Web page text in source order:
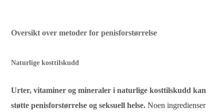
Oversikt over metoder for penisforstørrelse
Naturlige kosttilskudd
Urter, vitaminer og mineraler i naturlige kosttilskudd kan
støtte penisforstørrelse og seksuell helse. Noen ingredienser